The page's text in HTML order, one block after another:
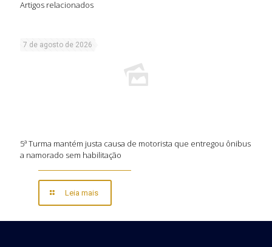
Artigos relacionados
7 de agosto de 2026
5ª Turma mantém justa causa de motorista que entregou ônibus
a namorado sem habilitação
Leia mais